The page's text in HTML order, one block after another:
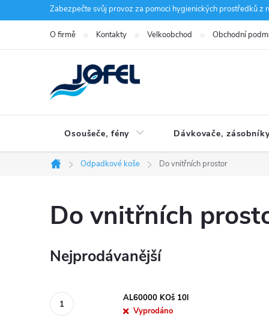
na
Zabezpečte svůj provoz za pomoci hygienických prostředků z
O firmě Kontakty Velkoobchod Obchodní
Osoušeče, fény Dávkovače,
Domů
Odpadkové koše Do vnitřních prostor
Do vnitřních
Nejprodávanější
AL60000 KOš 10l
Vyprodáno